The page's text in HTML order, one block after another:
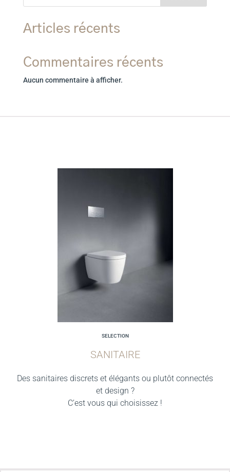
Articles récents
Commentaires récents
Aucun commentaire à afficher.
SELECTION
SANITAIRE
Des sanitaires discrets et élégants ou plutôt connectés
et design ?
C’est vous qui choisissez !